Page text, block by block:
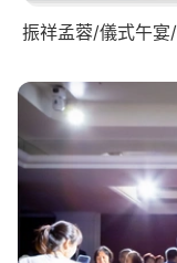
振祥孟蓉/儀式午